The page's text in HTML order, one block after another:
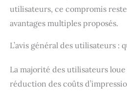
utilisateurs, ce compromis
avantages multiples proposés.
L’avis général des utilisateurs :
La majorité des utilisateurs
réduction des coûts